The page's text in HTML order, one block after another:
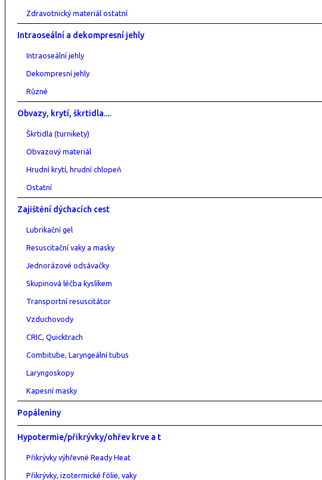
Zdravotnický materiál ostatní
Intraoseální a dekompresní jehly
Intraoseální jehly
Dekompresní jehly
Různé
Obvazy, krytí, škrtidla....
Škrtidla (turnikety)
Obvazový materiál
Hrudní krytí, hrudní chlopeň
Ostatní
Zajištění dýchacích cest
Lubrikační gel
Resuscitační vaky a masky
Jednorázové odsávačky
Skupinová léčba kyslíkem
Transportní resuscitátor
Vzduchovody
CRIC, Quicktrach
Combitube, Laryngeální tubus
Laryngoskopy
Kapesní masky
Popáleniny
Hypotermie/přikrývky/ohřev krve a t
Přikrývky výhřevné Ready Heat
Přikrývky, izotermické fólie, vaky